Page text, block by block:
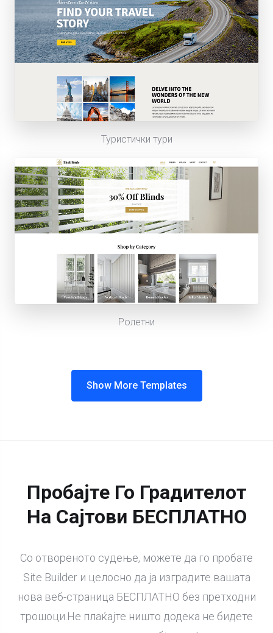
Туристички тури
Ролетни
Show More Templates
Пробајте Го Градителот
На Сајтови БЕСПЛАТНО
Со отвореното судење, можете да го пробате
Site Builder и целосно да ја изградите вашата
нова веб-страница БЕСПЛАТНО без претходни
трошоци.Не плаќајте ништо додека не бидете